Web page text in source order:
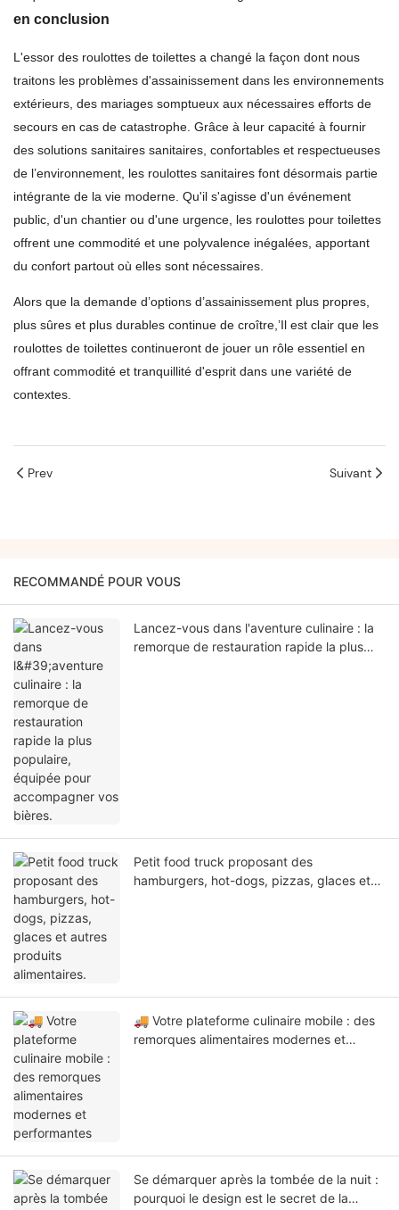
en conclusion
L'essor des roulottes de toilettes a changé la façon dont nous
traitons les problèmes d'assainissement dans les environnements
extérieurs, des mariages somptueux aux nécessaires efforts de
secours en cas de catastrophe. Grâce à leur capacité à fournir
des solutions sanitaires sanitaires, confortables et respectueuses
de l’environnement, les roulottes sanitaires font désormais partie
intégrante de la vie moderne. Qu'il s'agisse d'un événement
public, d'un chantier ou d'une urgence, les roulottes pour toilettes
offrent une commodité et une polyvalence inégalées, apportant
du confort partout où elles sont nécessaires.
Alors que la demande d’options d’assainissement plus propres,
plus sûres et plus durables continue de croître,’Il est clair que les
roulottes de toilettes continueront de jouer un rôle essentiel en
offrant commodité et tranquillité d'esprit dans une variété de
contextes.
Prev Suivant
RECOMMANDÉ POUR VOUS
Lancez-vous dans l'aventure culinaire : la
remorque de restauration rapide la plus
Petit food truck proposant des
hamburgers, hot-dogs, pizzas, glaces et
🚚 Votre plateforme culinaire mobile : des
remorques alimentaires modernes et
Se démarquer après la tombée de la nuit :
pourquoi le design est le secret de la